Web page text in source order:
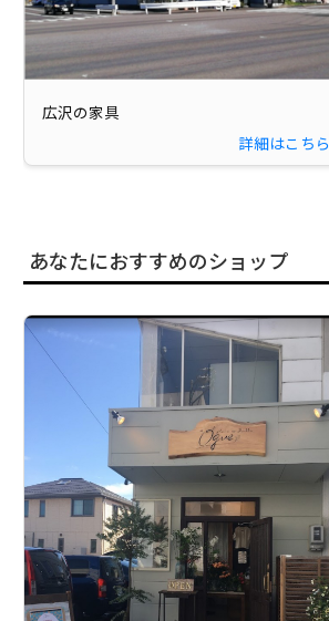
広沢の家具
詳細はこちら
あなたにおすすめのショップ